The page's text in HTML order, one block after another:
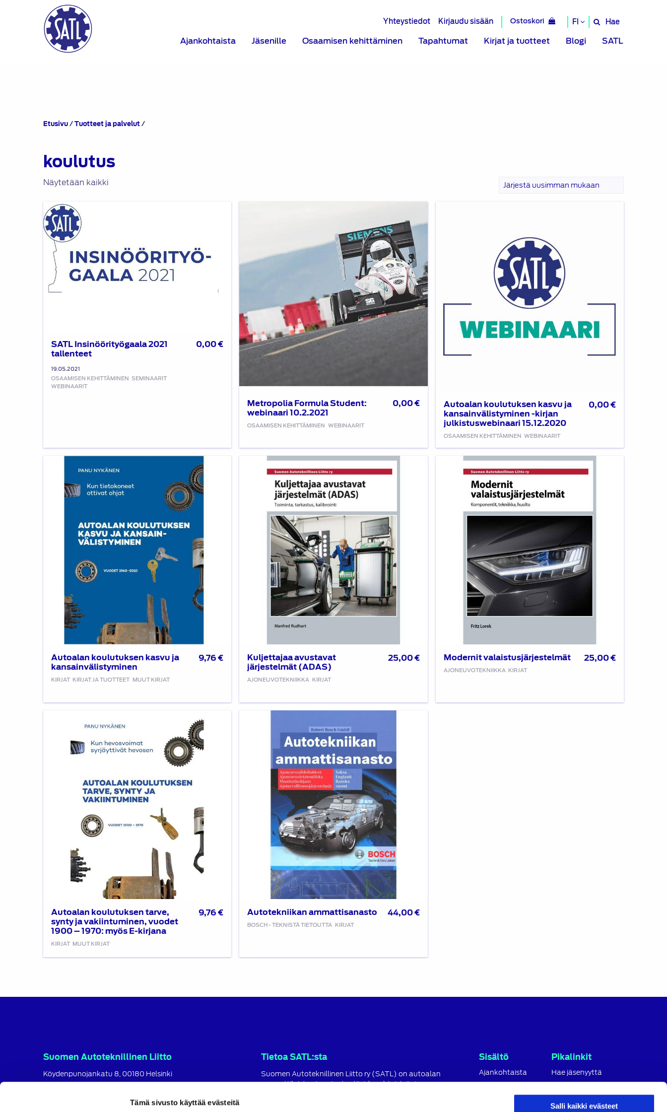
Tämä sivusto käyttää evästeitä Salli kaikki evästeet
Yhteystiedot Kirjaudu sisään Ostoskori FI
Hae
Hae
Ajankohtaista Jäsenille Osaamisen kehittäminen Tapahtumat Kirjat ja tuotteet Blogi SATL
Etusivu/Tuotteet ja palvelut/
koulutus
Näytetään kaikki
SATL Insinöörityögaala 2021
tallenteet
19.05.2021
OSAAMISEN KEHITTÄMINEN SEMINAARIT
WEBINAARIT
0,00€
SATL
Insinöörityögaala
2021
tallenteet
Metropolia Formula Student:
webinaari 10.2.2021
OSAAMISEN KEHITTÄMINEN WEBINAARIT
0,00€
10.2.2021
Autoalan koulutuksen kasvu ja
kansainvälistyminen -kirjan
julkistuswebinaari 15.12.2020
OSAAMISEN KEHITTÄMINEN WEBINAARIT
0,00€
kansainvälistyminen
julkistuswebinaari
15.12.2020
Autoalan koulutuksen kasvu ja
kansainvälistyminen
KIRJAT KIRJAT JA TUOTTEET MUUT KIRJAT
9,76€
Autoalan
koulutuksen
kasvu
Kuljettajaa avustavat
järjestelmät (ADAS)
AJONEUVOTEKNIIKKA KIRJAT
25,00€
Kuljettajaa
avustavat
järjestelmät
Modernit valaistusjärjestelmät
AJONEUVOTEKNIIKKA KIRJAT
25,00€
Modernit
valaistusjärjestelmät
Autoalan koulutuksen tarve,
synty ja vakiintuminen, vuodet
1900 – 1970: myös E-kirjana
KIRJAT MUUT KIRJAT
9,76€
koulutuksen
Autotekniikan ammattisanasto
BOSCH - TEKNISTÄ TIETOUTTA KIRJAT
44,00€
Suomen Autoteknillinen Liitto
Köydenpunojankatu 8, 00180 Helsinki
Tietoa SATL:sta
Suomen Autoteknillinen Liitto ry (SATL) on autoalan
ammattilaisten ja asiantuntijoiden yhteistyö- ja
Sisältö
Ajankohtaista
Pikalinkit
Hae jäsenyyttä
Jäsenrekisterin
extranet